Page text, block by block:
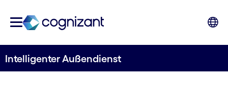
Intelligenter Außendienst